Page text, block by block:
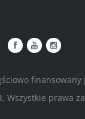
finansowany
Wszystkie prawa